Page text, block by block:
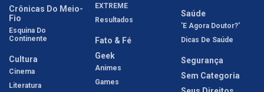
Crônicas Do Meio-
Fio
Esquina Do
Continente
Cultura
Cinema
Literatura
EXTREME
Resultados
Fato & Fé
Geek
Animes
Games
Saúde
'E Agora Doutor?'
Dicas De Saúde
Segurança
Sem Categoria